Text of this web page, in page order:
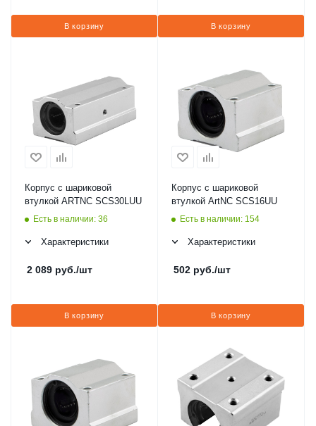
В корзину В корзину
Корпус с шариковой
втулкой ARTNC SCS30LUU
Есть в наличии: 36
Характеристики
2 089 руб./шт
В корзину
Корпус с шариковой
втулкой ArtNC SCS16UU
Есть в наличии: 154
Характеристики
502 руб./шт
В корзину